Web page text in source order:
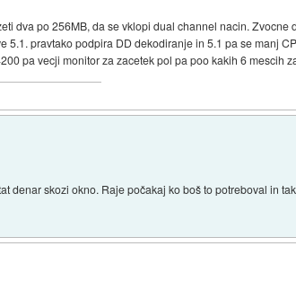
dva po 256MB, da se vklopi dual channel nacin. Zvocne
pravtako podpira DD dekodiranje in 5.1 pa se manj
pa vecji monitor za zacetek pol pa poo kakih 6 mescih
denar skozi okno. Raje počakaj ko boš to potreboval in